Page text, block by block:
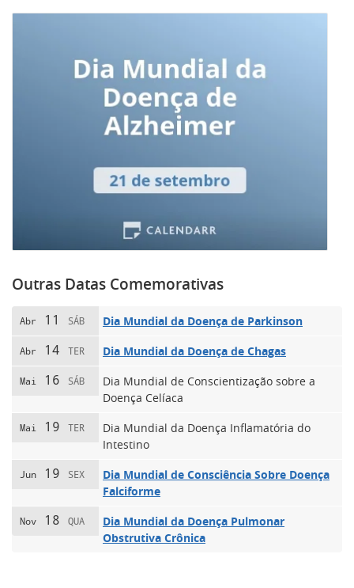
Outras Datas Comemorativas
Abr 11 SÁB Dia Mundial da Doença de Parkinson
Abr 14 TER Dia Mundial da Doença de Chagas
Mai 16 SÁB
Dia Mundial de Conscientização sobre a
Doença Celíaca
Mai 19 TER
Dia Mundial da Doença Inflamatória do
Intestino
Jun 19 SEX
Dia Mundial de Consciência Sobre Doença
Falciforme
Nov 18 QUA
Dia Mundial da Doença Pulmonar
Obstrutiva Crônica